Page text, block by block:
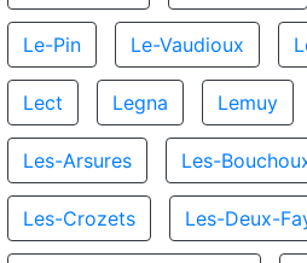
Le-Pin Le-Vaudioux
Lect Legna Lemuy
Les-Arsures Les-
Les-Crozets Les-Deux-